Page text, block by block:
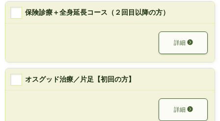
保険診療＋全身延長コース（２回目以降の方）
詳細
オスグッド治療／片足【初回の方】
詳細